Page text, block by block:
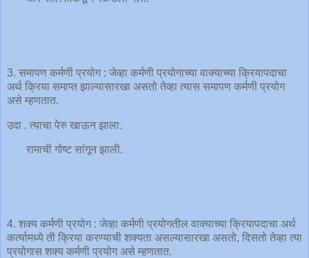
3. समापण कर्मणी प्रयोग : जेव्हा कर्मणी प्रयोगाच्या वाक्याच्या क्रियापदाचा
अर्थ क्रिया समाप्त झाल्यासारखा असतो तेव्हा त्यास समापण कर्मणी प्रयोग
असे म्हणतात.
उदा . त्याचा पेरु खाऊन झाला.
रामाची गोष्ट सांगून झाली.
4. शक्य कर्मणी प्रयोग : जेव्हा कर्मणी प्रयोगतील वाक्याच्या क्रियापदाचा अर्थ
कर्त्यामध्ये ती क्रिया करण्याची शक्यता असल्यासारखा असतो, दिसतो तेव्हा त्या
प्रयोगास शक्य कर्मणी प्रयोग असे म्हणतात.